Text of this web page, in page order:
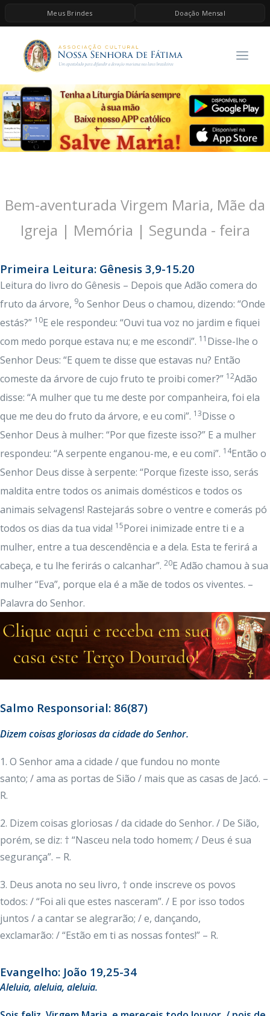
Meus Brindes Doação Mensal
HOME
A ASSOCIAÇÃO
CONTEÚDOS DE MARIA
ESPIRITUALIDADE
AS MELHORES MÚSICAS CATÓLICAS
BRINDES
Bem-aventurada Virgem Maria, Mãe da
Igreja | Memória | Segunda - feira
Primeira Leitura: Gênesis 3,9-15.20
Leitura do livro do Gênesis – Depois que Adão comera do
fruto da árvore, 9o Senhor Deus o chamou, dizendo: “Onde
estás?” 10E ele respondeu: “Ouvi tua voz no jardim e fiquei
com medo porque estava nu; e me escondi”. 11 Disse-lhe o
Senhor Deus: “E quem te disse que estavas nu? Então
comeste da árvore de cujo fruto te proibi comer?” 12Adão
disse: “A mulher que tu me deste por companheira, foi ela
que me deu do fruto da árvore, e eu comi”. 13Disse o
Senhor Deus à mulher: “Por que fizeste isso?” E a mulher
respondeu: “A serpente enganou-me, e eu comi”. 14Então o
Senhor Deus disse à serpente: “Porque fizeste isso, serás
maldita entre todos os animais domésticos e todos os
animais selvagens! Rastejarás sobre o ventre e comerás pó
todos os dias da tua vida! 15Porei inimizade entre ti e a
mulher, entre a tua descendência e a dela. Esta te ferirá a
cabeça, e tu lhe ferirás o calcanhar”. 20E Adão chamou à sua
mulher “Eva”, porque ela é a mãe de todos os viventes. –
Palavra do Senhor.
Salmo Responsorial: 86(87)
Dizem coisas gloriosas da cidade do Senhor.
1. O Senhor ama a cidade / que fundou no monte
santo; / ama as portas de Sião / mais que as casas de Jacó. –
R.
2. Dizem coisas gloriosas / da cidade do Senhor. / De Sião,
porém, se diz: † “Nasceu nela todo homem; / Deus é sua
segurança”. – R.
3. Deus anota no seu livro, † onde inscreve os povos
todos: / “Foi ali que estes nasceram”. / E por isso todos
juntos / a cantar se alegrarão; / e, dançando,
exclamarão: / “Estão em ti as nossas fontes!” – R.
Evangelho: João 19,25-34
Aleluia, aleluia, aleluia.